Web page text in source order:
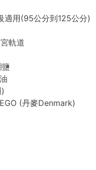
適用(95公分到125公分)
軌道
(丹麥Denmark)